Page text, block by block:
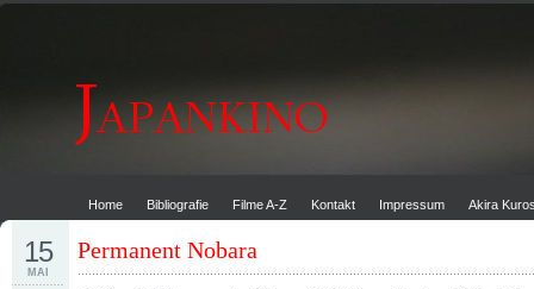
Home Bibliografie Filme A-Z Kontakt Impressum Akira
Permanent Nobara
15
MAI